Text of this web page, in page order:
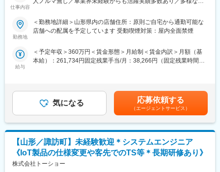
仕事内容
い！★★
全国に約460店舗展開し、業界実績トップクラスを誇る中古車販
■業務内容：
・お客様との提案商談（自動車の販売、買取、その他サービスの
ご提案）
・来店集客活動（webサイトへの情報登録、店舗ブログの更新な
ど）
・その他店舗運営業務 等
■組織構成：
1店舗あたり約6名程度、一部10名以上の社員がいる大型店舗もあ
勤務地
＜勤務地詳細＞山形県内の店舗住所：原則ご自宅から通勤可能な
店舗への配属を予定しています 受動喫煙対策：屋内全面禁煙
給与
＜予定年収＞360万円＜賃金形態＞月給制＜賃金内訳＞月額（基
本給）：261,734円固定残業手当/月：38,266円（固定残業時間20
舗スタッフ年収634万円 入社4年目 営業主任年収855万円 入社6年
目 店長賃金はあくまでも目安の金額であり、選考を通じて上下す
る可能性があります。月給(月額)は固定手当を含めた表記です。
気になる 応募依頼する
（エージェントサービス）
【山形／諏訪町】未経験歓迎＊システムエンジニア
《IoT製品の仕様変更や客先でのTS等＊長期研修あり》
株式会社トーショー